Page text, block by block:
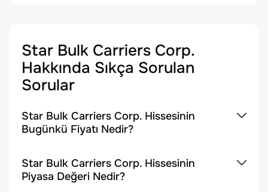
Star Bulk Carriers Corp.
Hakkında Sıkça Sorulan
Sorular
Star Bulk Carriers Corp. Hissesinin
Bugünkü Fiyatı Nedir?
Star Bulk Carriers Corp. Hissesinin
Piyasa Değeri Nedir?